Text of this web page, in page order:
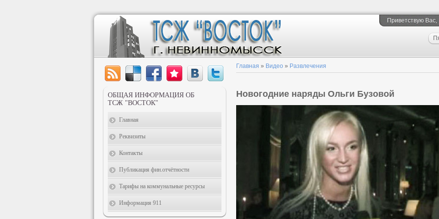
Приветствую Вас,
Главная » Видео » Развлечения
Новогодние наряды Ольги Бузовой
ОБЩАЯ ИНФОРМАЦИЯ ОБ
ТСЖ "ВОСТОК"
Главная
Реквизиты
Контакты
Публикация фин.отчётности
Тарифы на коммунальные ресурсы
Информация 911